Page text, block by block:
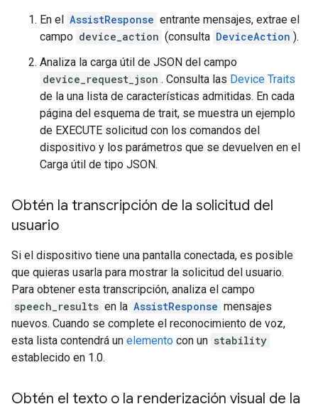
En el AssistResponse entrante mensajes, extrae el
campo device_action (consulta DeviceAction ).
Analiza la carga útil de JSON del campo
device_request_json . Consulta las Device Traits
de la una lista de características admitidas. En cada
página del esquema de trait, se muestra un ejemplo
de EXECUTE solicitud con los comandos del
dispositivo y los parámetros que se devuelven en el
Carga útil de tipo JSON.
Obtén la transcripción de la solicitud del
usuario
Si el dispositivo tiene una pantalla conectada, es posible
que quieras usarla para mostrar la solicitud del usuario.
Para obtener esta transcripción, analiza el campo
speech_results en la AssistResponse mensajes
nuevos. Cuando se complete el reconocimiento de voz,
esta lista contendrá un elemento con un stability
establecido en 1.0.
Obtén el texto o la renderización visual de la